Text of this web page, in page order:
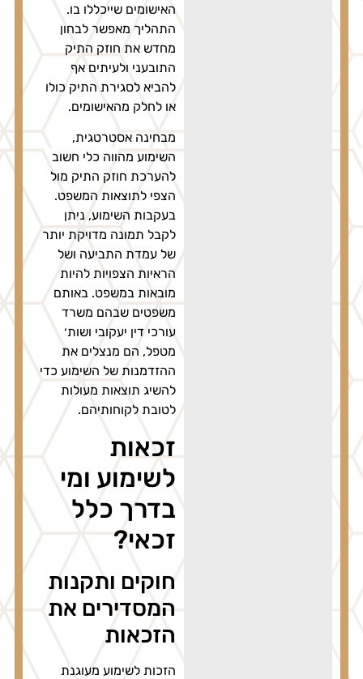
האישומים שייכללו בו.
התהליך מאפשר לבחון
מחדש את חוזק התיק
התובעני ולעיתים אף
להביא לסגירת התיק כולו
או לחלק מהאישומים.
מבחינה אסטרטגית,
השימוע מהווה כלי חשוב
להערכת חוזק התיק מול
הצפי לתוצאות המשפט.
בעקבות השימוע, ניתן
לקבל תמונה מדויקת יותר
של עמדת התביעה ושל
הראיות הצפויות להיות
מובאות במשפט. באותם
משפטים שבהם משרד
עורכי דין יעקובי ושות׳
מטפל, הם מנצלים את
ההזדמנות של השימוע כדי
להשיג תוצאות מעולות
לטובת לקוחותיהם.
זכאות
לשימוע ומי
בדרך כלל
זכאי?
חוקים ותקנות
המסדירים את
הזכאות
הזכות לשימוע מעוגנת